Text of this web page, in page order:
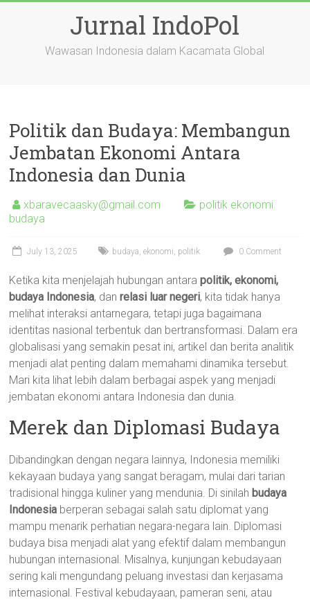
Jurnal IndoPol
Wawasan Indonesia dalam Kacamata Global
Politik dan Budaya: Membangun
Jembatan Ekonomi Antara
Indonesia dan Dunia
xbaravecaasky@gmail.com
politik ekonomi
budaya
July 13, 2025 budaya,ekonomi, politik 0 Comment
Ketika kita menjelajah hubungan antarapolitik, ekonomi,
budaya Indonesia, danrelasi luar negeri, kita tidak hanya
melihat interaksi antarnegara, tetapi juga bagaimana
identitas nasional terbentuk dan bertransformasi. Dalam era
globalisasi yang semakin pesat ini, artikel dan berita analitik
menjadi alat penting dalam memahami dinamika tersebut.
Mari kita lihat lebih dalam berbagai aspek yang menjadi
jembatan ekonomi antara Indonesia dan dunia.
Merek dan Diplomasi Budaya
Dibandingkan dengan negara lainnya, Indonesia memiliki
kekayaan budaya yang sangat beragam, mulai dari tarian
tradisional hingga kuliner yang mendunia. Di sinilah budaya
Indonesia berperan sebagai salah satu diplomat yang
mampu menarik perhatian negara-negara lain. Diplomasi
budaya bisa menjadi alat yang efektif dalam membangun
hubungan internasional. Misalnya, kunjungan kebudayaan
sering kali mengundang peluang investasi dan kerjasama
internasional. Festival kebudayaan, pameran seni, atau